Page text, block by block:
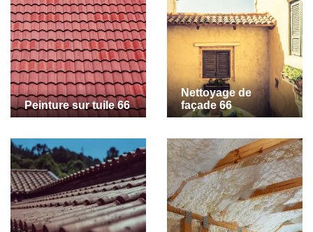
Peinture sur tuile 66
Nettoyage de
façade 66